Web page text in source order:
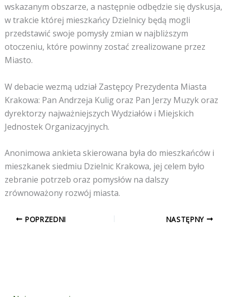
wskazanym obszarze, a następnie odbędzie się dyskusja,
w trakcie której mieszkańcy Dzielnicy będą mogli
przedstawić swoje pomysły zmian w najbliższym
otoczeniu, które powinny zostać zrealizowane przez
Miasto.
W debacie wezmą udział Zastępcy Prezydenta Miasta
Krakowa: Pan Andrzeja Kulig oraz Pan Jerzy Muzyk oraz
dyrektorzy najważniejszych Wydziałów i Miejskich
Jednostek Organizacyjnych.
Anonimowa ankieta skierowana była do mieszkańców i
mieszkanek siedmiu Dzielnic Krakowa, jej celem było
zebranie potrzeb oraz pomysłów na dalszy
zrównoważony rozwój miasta.
POPRZEDNI NASTĘPNY